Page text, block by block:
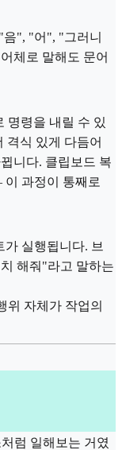
", "어", "그러니
체로 말해도 문어
명령을 내릴 수 있
격식 있게 다듬어
니다. 클립보드 복
이 과정이 통째로
가 실행됩니다. 브
해줘"라고 말하는
위 자체가 작업의
럼 일해보는 거였